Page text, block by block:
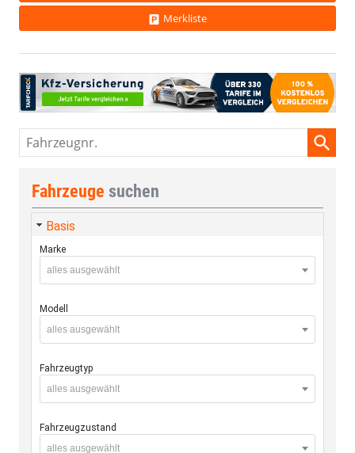
Merkliste
Fahrzeugnr.
Fahrzeuge suchen
Basis
Marke
alles ausgewählt
Modell
alles ausgewählt
Fahrzeugtyp
alles ausgewählt
Fahrzeugzustand
alles ausgewählt